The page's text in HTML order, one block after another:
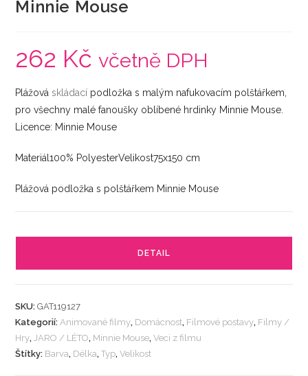
Minnie Mouse
262 Kč včetně DPH
Plážováskládací podložka s malým nafukovacím polštářkem,
pro všechny malé fanoušky oblíbené hrdinky Minnie Mouse.
Licence: Minnie Mouse
Materiál100% PolyesterVelikost75x150 cm
Plážová podložka s polštářkem Minnie Mouse
DETAIL
SKU:GAT119127
Kategorií:Animované filmy, Domácnost, Filmové postavy, Filmy /
Hry,JARO / LÉTO, Minnie Mouse,Veci z filmu
Štítky: Barva, Délka,Typ,Velikost